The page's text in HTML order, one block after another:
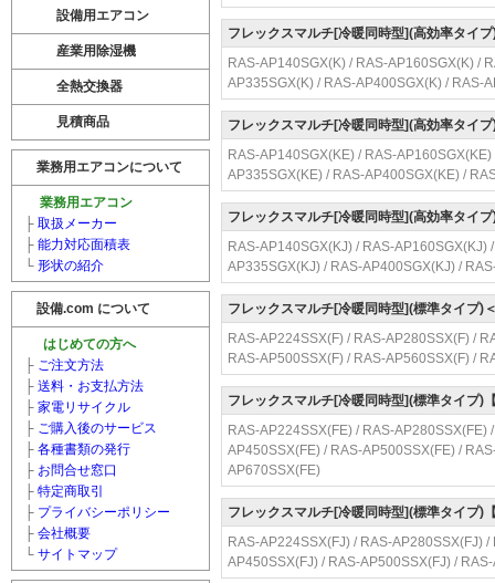
設備用エアコン
産業用除湿機
全熱交換器
見積商品
業務用エアコンについて
業務用エアコン
├ 取扱メーカー
├ 能力対応面積表
└ 形状の紹介
設備.com について
はじめての方へ
├ ご注文方法
├ 送料・お支払方法
├ 家電リサイクル
├ ご購入後のサービス
├ 各種書類の発行
├ お問合せ窓口
├ 特定商取引
├ プライバシーポリシー
├ 会社概要
└ サイトマップ
フレックスマルチ[冷暖同時型](高効率タイ
RAS-AP140SGX(K) / RAS-AP160SGX(K) /
AP335SGX(K) / RAS-AP400SGX(K) / RAS-
フレックスマルチ[冷暖同時型](高効率タイ
RAS-AP140SGX(KE) / RAS-
AP335SGX(KE) / RAS-AP400SGX(KE) /
フレックスマルチ[冷暖同時型](高効率タイ
RAS-AP140SGX(KJ) / RAS-
AP335SGX(KJ) / RAS-AP400SGX(KJ) /
フレックスマルチ[冷暖同時型](標準タイプ)
RAS-AP224SSX(F) / RAS-AP280SSX(F) /
RAS-AP500SSX(F) / RAS-AP560SSX(F) /
フレックスマルチ[冷暖同時型](標準タイプ)
RAS-AP224SSX(FE) / RAS-
AP450SSX(FE) / RAS-AP500SSX(FE) /
AP670SSX(FE)
フレックスマルチ[冷暖同時型](標準タイプ)
RAS-AP224SSX(FJ) / RAS-AP280SSX(FJ)
AP450SSX(FJ) / RAS-AP500SSX(FJ) /